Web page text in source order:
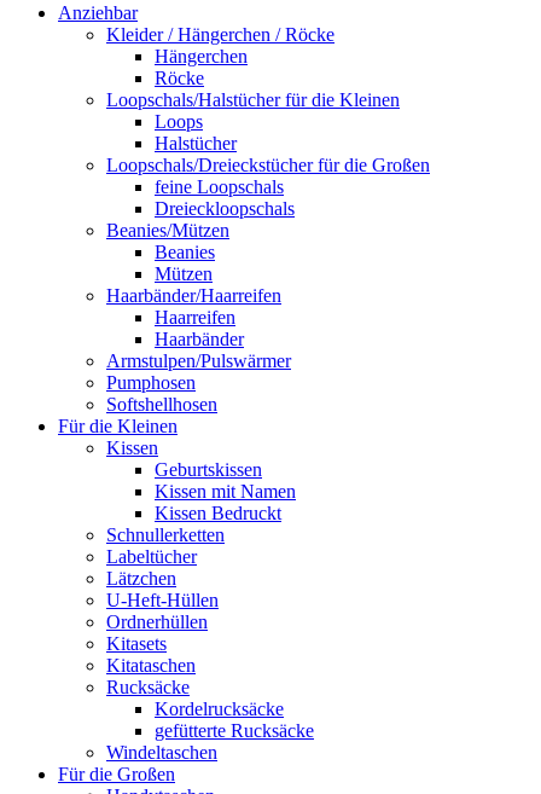
Anziehbar
Kleider / Hängerchen / Röcke
Hängerchen
Röcke
Loopschals/Halstücher für die Kleinen
Loops
Halstücher
Loopschals/Dreieckstücher für die Großen
feine Loopschals
Dreieckloopschals
Beanies/Mützen
Beanies
Mützen
Haarbänder/Haarreifen
Haarreifen
Haarbänder
Armstulpen/Pulswärmer
Pumphosen
Softshellhosen
Für die Kleinen
Kissen
Geburtskissen
Kissen mit Namen
Kissen Bedruckt
Schnullerketten
Labeltücher
Lätzchen
U-Heft-Hüllen
Ordnerhüllen
Kitasets
Kitataschen
Rucksäcke
Kordelrucksäcke
gefütterte Rucksäcke
Windeltaschen
Für die Großen